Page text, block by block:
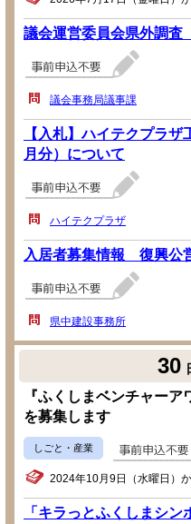
議会運営委員会県外調査
議会事務局議事課
【入札】ハイテクプラ
月分）について
ハイテクプラザ
入居者募集情報 復興公
県中建設事務所
30
『ふくしまベンチャー
を募集します
しごと・産業
2024年10月9日（水曜日）
「キラっとふくしまシ